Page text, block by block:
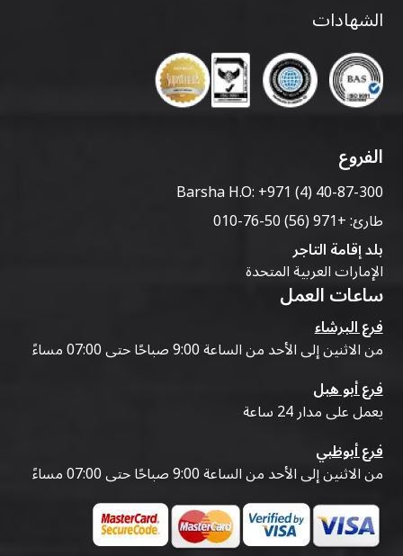
الشهادات
الفروع
Barsha H.O:+971 (4) 40-87-300
طارئ:+971 (56) 50-76-010
بلد إقامة التاجر
الإمارات العربية المتحدة
ساعات العمل
فرع البرشاء
من الاثنين إلى الأحد من الساعة 9:00 صباحًا حتى 07:00 مساءً
فرع أبو هيل
يعمل على مدار 24 ساعة
فرع أبوظبي
من الاثنين إلى الأحد من الساعة 9:00 صباحًا حتى 07:00 مساءً